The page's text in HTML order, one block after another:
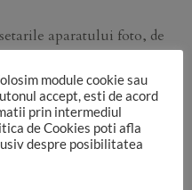
aparatului foto, de
poate sa ajute mai bine la
va rog sa comandati
module cookie sau
accept, esti de acord
prin intermediul
de Cookies poti afla
despre posibilitatea